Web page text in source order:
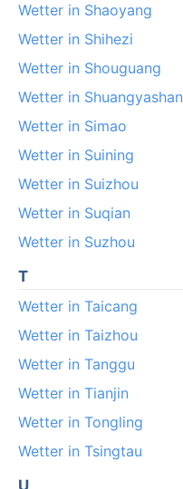
Wetter in Shaoyang
Wetter in Shihezi
Wetter in Shouguang
Wetter in Shuangyashan
Wetter in Simao
Wetter in Suining
Wetter in Suizhou
Wetter in Suqian
Wetter in Suzhou
T
Wetter in Taicang
Wetter in Taizhou
Wetter in Tanggu
Wetter in Tianjin
Wetter in Tongling
Wetter in Tsingtau
U